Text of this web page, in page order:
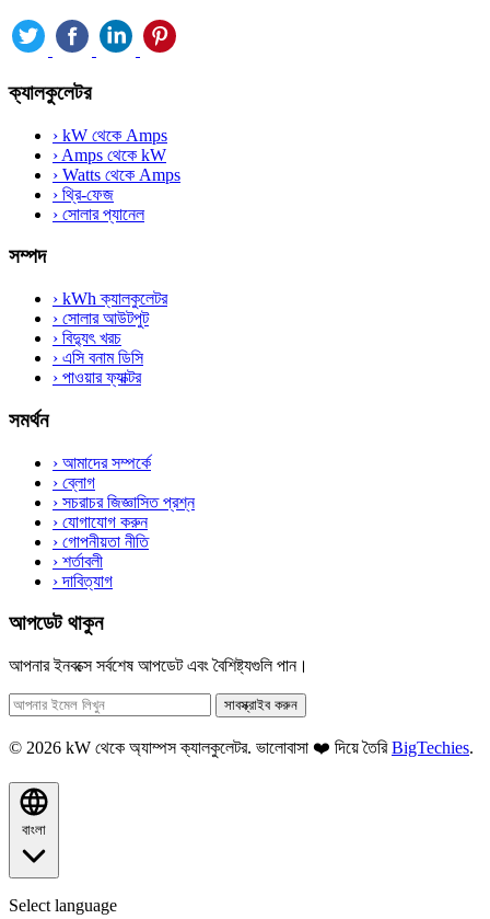
ক্যালকুলেটর
› kW থেকে Amps
› Amps থেকে kW
› Watts থেকে Amps
› থ্রি-ফেজ
› সোলার প্যানেল
সম্পদ
› kWh ক্যালকুলেটর
› সোলার আউটপুট
› বিদ্যুৎ খরচ
› এসি বনাম ডিসি
› পাওয়ার ফ্যাক্টর
সমর্থন
› আমাদের সম্পর্কে
› ব্লোগ
› সচরাচর জিজ্ঞাসিত প্রশ্ন
› যোগাযোগ করুন
› গোপনীয়তা নীতি
› শর্তাবলী
›দাবিত্যাগ
আপডেট থাকুন
আপনার ইনবক্সে সর্বশেষ আপডেট এবং বৈশিষ্ট্যগুলি পান।
সাবস্ক্রাইব করুন
© 2026 kW থেকে অ্যাম্পস ক্যালকুলেটর. ভালোবাসা ❤️ দিয়ে তৈরিBigTechies.
বাংলা
Select language